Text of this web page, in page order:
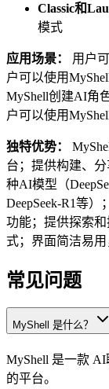
Classic和
模式
应用场景：
用户
户可以使用
MyShell创建AI角
户可以使用
独特优势：
台；提供构建、
种AI模型（
DeepSeek-R1等
功能；提供探索和
式；界面简洁易用
常见问题
MyShell 是什么？
MyShell 是一款
的平台。